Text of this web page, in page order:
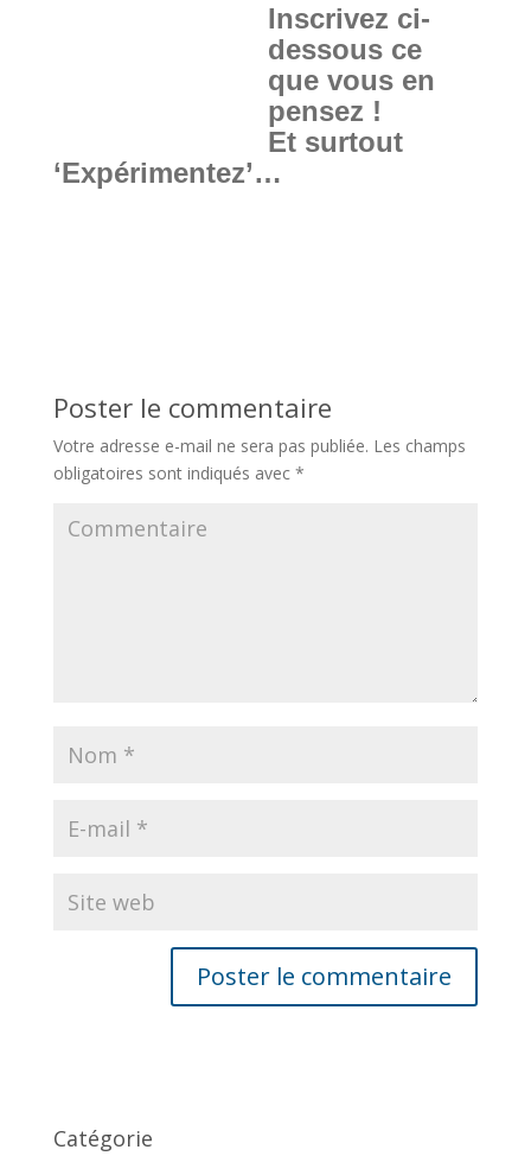
Inscrivez ci-
dessous ce
que vous en
pensez !
Et surtout
‘Expérimentez’…
Poster le commentaire
Votre adresse e-mail ne sera pas publiée. Les champs
obligatoires sont indiqués avec *
Catégorie